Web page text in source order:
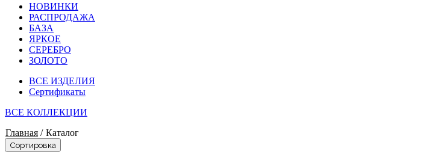
НОВИНКИ
РАСПРОДАЖА
БАЗА
ЯРКОЕ
СЕРЕБРО
ЗОЛОТО
ВСЕ ИЗДЕЛИЯ
Сертификаты
ВСЕ КОЛЛЕКЦИИ
Главная / Каталог
Сортировка